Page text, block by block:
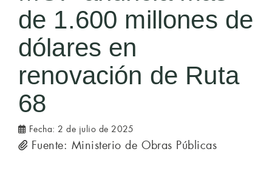
de 1.600 millones de
dólares en
renovación de Ruta
68
Fecha: 2 de julio de 2025
Fuente: Ministerio de Obras Públicas